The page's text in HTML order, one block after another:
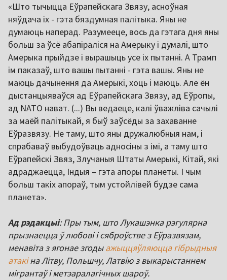
«Што тычыцца Еўрапейскага Звязу, асноўная
няўдача іх - гэта бяздумная палітыка. Яны не
думаюць наперад. Разумееце, вось да гэтага дня яны
больш за ўсё абапіраліся на Амерыку і думалі, што
Амерыка прыйдзе і вырашыць усе іх пытанні. А Трамп
ім паказаў, што вашы пытанні - гэта вашы. Яны не
маюць дачынення да Амерыкі, хоць і маюць. Але ён
дыстанцыяваўся ад Еўрапейскага Звязу, ад Еўропы,
ад NATO нават. (...) Вы ведаеце, калі ўважліва сачылі
за маёй палітыкай, я быў заўсёды за захаванне
Еўразвязу. Не таму, што яны дружалюбныя нам, і
спрабаваў выбудоўваць адносіны з імі, а таму што
Еўрапейскі Звяз, Злучаныя Штаты Амерыкі, Кітай, які
адраджаецца, Індыя – гэта апоры планеты. І чым
больш такіх апораў, тым устойлівей будзе сама
планета».
Ад рэдакцыі: Пры тым, што Лукашэнка рэгулярна
прызнаецца ў любові і сяброўстве з Еўразвязам,
менавіта з ягонае згодыажыццяўляюцца гібрыдныя
атакіна Літву, Польшчу, Латвію з выкарыстаннем
мігрантаў і метэаралагічных шароў.